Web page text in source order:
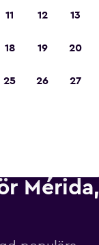
Mérida,
11 12 13
18 19 20
25 26 27